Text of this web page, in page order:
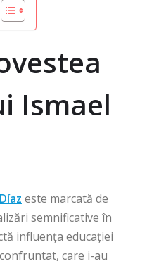
Ismael
este marcată de
semnificative în
influența educației
care i-au